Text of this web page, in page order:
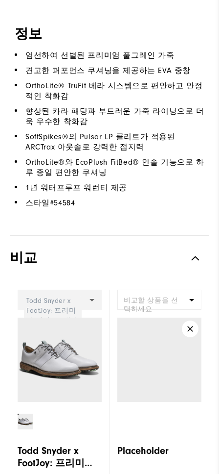
정보
엄선하여 선별된 프리미엄 풀그레인 가죽
견고한 퍼포먼스 쿠셔닝을 제공하는 EVA 중창
OrthoLite® TruFit 베라 시스템으로 편안하고 안정
적인 착화감
향상된 카라 패딩과 부드러운 가죽 라이닝으로 더
욱 우수한 착화감
SoftSpikes®의 Pulsar LP 클리트가 적용된
ARCTrax 아웃솔로 강력한 접지력
OrthoLite®와 EcoPlush FitBed® 인솔 기능으로 하
루 종일 편안한 쿠셔닝
1년 워터프루프 워런티 제공
스타일#54584
비교
Todd Snyder x
FootJoy: 프리미
Todd Snyder x
FootJoy: 프리미어
비교할 상품을 선
택하세요
Placeholder